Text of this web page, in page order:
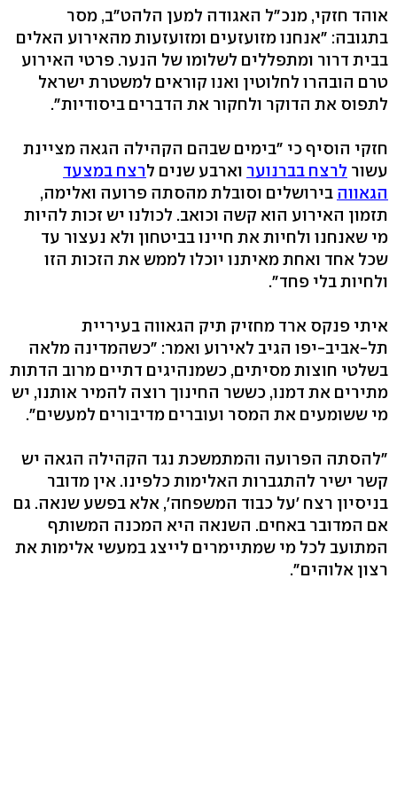
אוהד חזקי, מנכ"ל האגודה למען הלהט"ב, מסר
בתגובה: "אנחנו מזועזעים ומזועזעות מהאירוע האלים
בבית דרור ומתפללים לשלומו של הנער. פרטי האירוע
טרם הובהרו לחלוטין ואנו קוראים למשטרת ישראל
לתפוס את הדוקר ולחקור את הדברים ביסודיות".
חזקי הוסיף כי "בימים שבהם הקהילה הגאה מציינת
עשור לרצח בברנוער וארבע שנים לרצח במצעד
הגאווה בירושלים וסובלת מהסתה פרועה ואלימה,
תזמון האירוע הוא קשה וכואב. לכולנו יש זכות להיות
מי שאנחנו ולחיות את חיינו בביטחון ולא נעצור עד
שכל אחד ואחת מאיתנו יוכלו לממש את הזכות הזו
ולחיות בלי פחד".
איתי פנקס ארד מחזיק תיק הגאווה בעיריית
תל-אביב-יפו הגיב לאירוע ואמר: "כשהמדינה מלאה
בשלטי חוצות מסיתים, כשמנהיגים דתיים מרוב הדתות
מתירים את דמנו, כששר החינוך רוצה להמיר אותנו, יש
מי ששומעים את המסר ועוברים מדיבורים למעשים".
"להסתה הפרועה והמתמשכת נגד הקהילה הגאה יש
קשר ישיר להתגברות האלימות כלפינו. אין מדובר
בניסיון רצח 'על כבוד המשפחה', אלא בפשע שנאה. גם
אם המדובר באחים. השנאה היא המכנה המשותף
המתועב לכל מי שמתיימרים לייצג במעשי אלימות את
רצון אלוהים".